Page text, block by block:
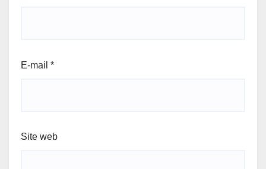
E-mail *
Site web